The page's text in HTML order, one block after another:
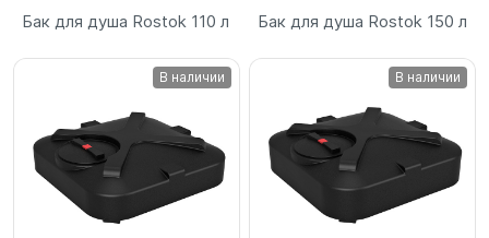
Бак для душа Rostok 110 л Бак для душа Rostok 150 л
В наличии В наличии